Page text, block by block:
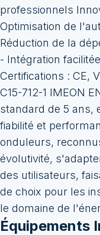
professionnels
Optimisation de
Réduction de la
- Intégration
Certifications : CE,
C15-712-1 IMEON
standard de 5 ans,
fiabilité et
onduleurs,
évolutivité,
des utilisateurs,
de choix pour les
le domaine de
Équipements